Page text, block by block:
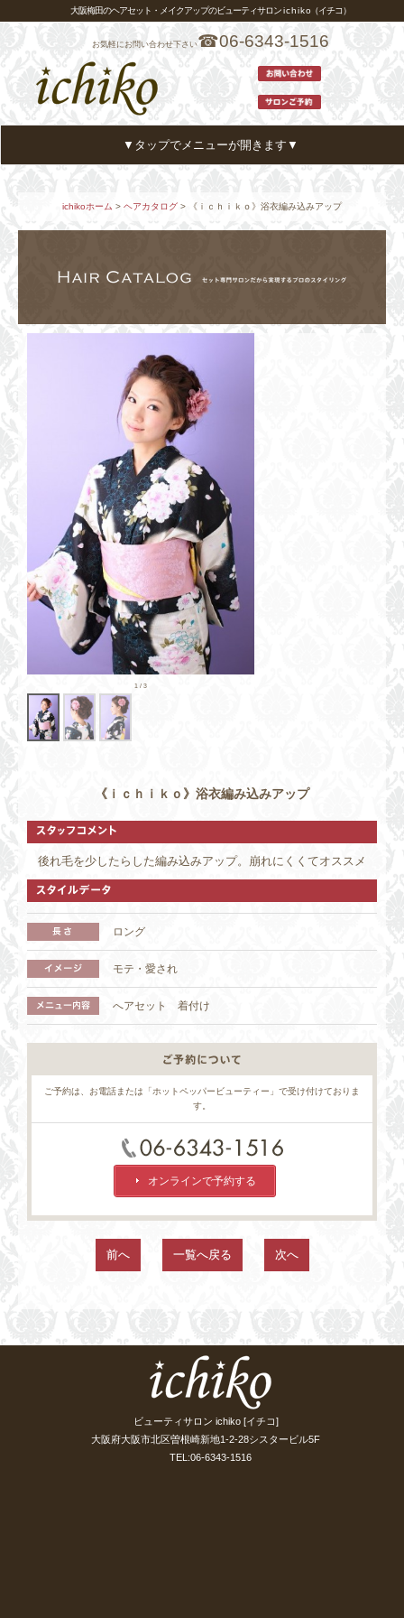
大阪梅田のヘアセット・メイクアップのビューティサロン i c h i k o（イチコ）
お気軽にお問い合わせ下さい☎06-6343-1516
▼タップでメニューが開きます▼
HAIR CATALOG
お客様の声
VOICE
ichikoホーム > ヘアカタログ > 《ｉｃｈｉｋｏ》浴衣編み込みアップ
《ｉｃｈｉｋｏ》浴衣編み込みアップ
後れ毛を少したらした編み込みアップ。崩れにくくてオススメ
ロング
モテ・愛され
へアセット 着付け
ご予約は、お電話または「ホットペッパービューティー」で受け付けておりま
す。
オンラインで予約する
前へ 一覧へ戻る 次へ
ビューティサロン ichiko [イチコ]
大阪府大阪市北区曽根崎新地1-2-28シスタービル5F
TEL:06-6343-1516